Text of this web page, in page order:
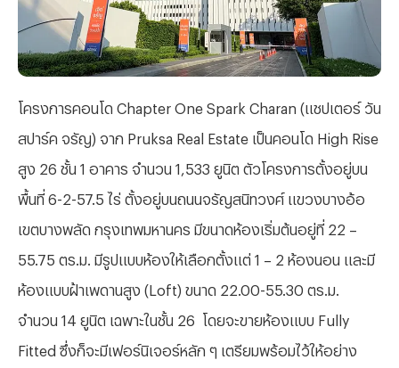
โครงการคอนโด Chapter One Spark Charan (แชปเตอร์ วัน
สปาร์ค จรัญ) จาก Pruksa Real Estate เป็นคอนโด High Rise
สูง 26 ชั้น 1 อาคาร จำนวน 1,533 ยูนิต ตัวโครงการตั้งอยู่บน
พื้นที่ 6-2-57.5 ไร่ ตั้งอยู่บนถนนจรัญสนิทวงศ์ แขวงบางอ้อ
เขตบางพลัด กรุงเทพมหานคร มีขนาดห้องเริ่มต้นอยู่ที่ 22 –
55.75 ตร.ม. มีรูปแบบห้องให้เลือกตั้งแต่ 1 – 2 ห้องนอน และมี
ห้องแบบฝ้าเพดานสูง (Loft) ขนาด 22.00-55.30 ตร.ม.
จำนวน 14 ยูนิต เฉพาะในชั้น 26 โดยจะขายห้องแบบ Fully
Fitted ซึ่งก็จะมีเฟอร์นิเจอร์หลัก ๆ เตรียมพร้อมไว้ให้อย่าง